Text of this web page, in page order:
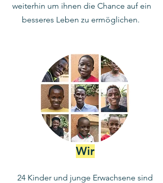
weiterhin um ihnen die Chance auf ein
besseres Leben zu ermöglichen.
Wir
24 Kinder und junge Erwachsene sind